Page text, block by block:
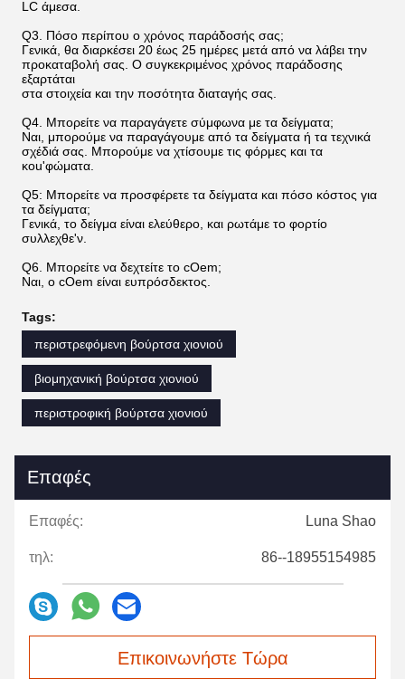
LC άμεσα.
Q3. Πόσο περίπου ο χρόνος παράδοσής σας;
Γενικά, θα διαρκέσει 20 έως 25 ημέρες μετά από να λάβει την
προκαταβολή σας. Ο συγκεκριμένος χρόνος παράδοσης
εξαρτάται
στα στοιχεία και την ποσότητα διαταγής σας.
Q4. Μπορείτε να παραγάγετε σύμφωνα με τα δείγματα;
Ναι, μπορούμε να παραγάγουμε από τα δείγματα ή τα τεχνικά
σχέδιά σας. Μπορούμε να χτίσουμε τις φόρμες και τα
κοu'φώματα.
Q5: Μπορείτε να προσφέρετε τα δείγματα και πόσο κόστος για
τα δείγματα;
Γενικά, το δείγμα είναι ελεύθερο, και ρωτάμε το φορτίο
συλλεχθε'ν.
Q6. Μπορείτε να δεχτείτε το cOem;
Ναι, ο cOem είναι ευπρόσδεκτος.
Tags:
περιστρεφόμενη βούρτσα χιονιού
βιομηχανική βούρτσα χιονιού
περιστροφική βούρτσα χιονιού
Επαφές
Επαφές: Luna Shao
τηλ: 86--18955154985
Επικοινωνήστε Τώρα